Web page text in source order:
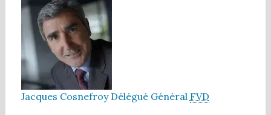
Jacques Cosnefroy Délégué Général FVD